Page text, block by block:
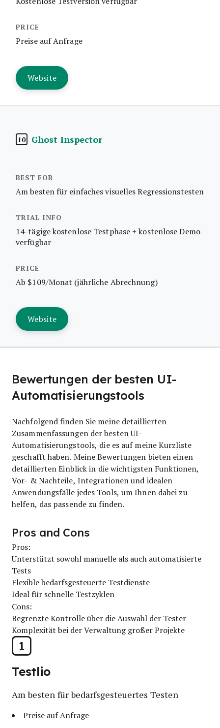
Preise auf Anfrage
Website
10 Ghost Inspector
Am besten für einfaches visuelles Regressionstesten
14-tägige kostenlose Testphase + kostenlose Demo
verfügbar
Ab $109/Monat (jährliche Abrechnung)
Website
Bewertungen der besten UI-
Automatisierungstools
Nachfolgend finden Sie meine detaillierten
Zusammenfassungen der besten UI-
Automatisierungstools, die es auf meine Kurzliste
geschafft haben. Meine Bewertungen bieten einen
detaillierten Einblick in die wichtigsten Funktionen,
Vor- & Nachteile, Integrationen und idealen
Anwendungsfälle jedes Tools, um Ihnen dabei zu
helfen, das passende zu finden.
1
Testlio
Am besten für bedarfsgesteuertes Testen
Preise auf Anfrage
Pros and Cons
Pros:
Unterstützt sowohl manuelle als auch automatisierte
Tests
Flexible bedarfsgesteuerte Testdienste
Ideal für schnelle Testzyklen
Cons:
Begrenzte Kontrolle über die Auswahl der Tester
Komplexität bei der Verwaltung großer Projekte